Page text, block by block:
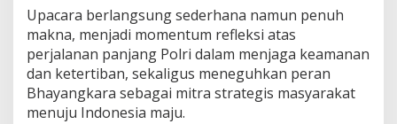
Upacara berlangsung sederhana namun penuh
makna, menjadi momentum refleksi atas
perjalanan panjang Polri dalam menjaga keamanan
dan ketertiban, sekaligus meneguhkan peran
Bhayangkara sebagai mitra strategis masyarakat
menuju Indonesia maju.